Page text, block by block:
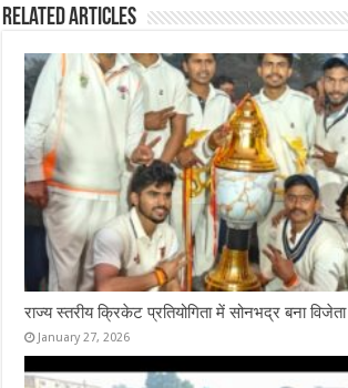
o
o
k
r
A
p
p
Related Articles
राज्य स्तरीय क्रिकेट प्रतियोगिता में सोनभद्र बना विजेता
January 27, 2026